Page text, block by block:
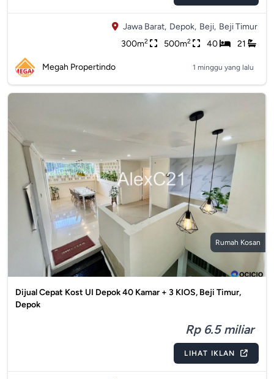
Jawa Barat, Depok, Beji, Beji Timur
300m2 500m2 40 21
Megah Propertindo 1 minggu yang lalu
Rumah Kosan
Dijual Cepat Kost UI Depok 40 Kamar + 3 KIOS, Beji Timur,
Depok
Rp 6.5 miliar
LIHAT IKLAN